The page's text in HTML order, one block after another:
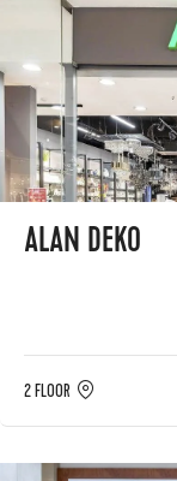
ALAN DEKO
2 FLOOR